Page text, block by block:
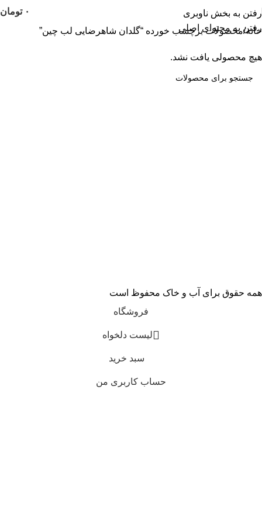
رفتن به بخش ناوبری
رفتن به محتوای اصلی
۰ تومان
خانه محصولات برچسب خورده “گلدان شاهرضایی لب چین”
هیچ محصولی یافت نشد.
همه حقوق برای آب و خاک محفوظ است
فروشگاه
لیست دلخواه
سبد خرید
حساب کاربری من